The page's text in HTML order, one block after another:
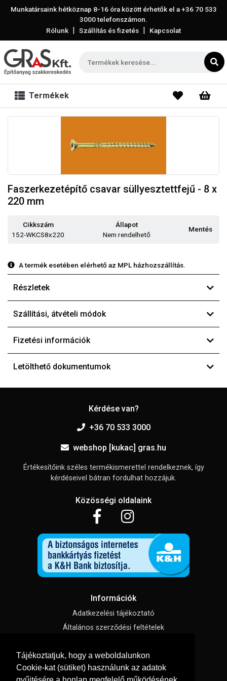
Tájékoztatjuk, hogy a weboldalunkon
Cookie-kat (sütiket) használunk az adatok
Munkatársaink hétköznap 8-16 óra között érhetők el a+36 70 533
3000telefonszámon.
Rólunk | Szállítás és fizetés | Kapcsolat
Termékek
Faszerkezetépítő csavar süllyesztettfejű - 8 x
220 mm
Cikkszám
152-WKCS8x220
Állapot
Nem rendelhető
Mentés
A termék esetében elérhető az MPL házhozszállítás.
Részletek
Szállítási, átvételi módok
Fizetési információk
Letölthető dokumentumok
Kérdése van?
+36 70 533 3000
webshop [kukac] gras.hu
Értékesítőink széles termékismerettel rendelkeznek, így
kérdéseivel bátran fordulhat hozzájuk.
Közösségi oldalaink
Információk
Adatkezelési tájékoztató
Általános szerződési feltételek
Süti beállítások